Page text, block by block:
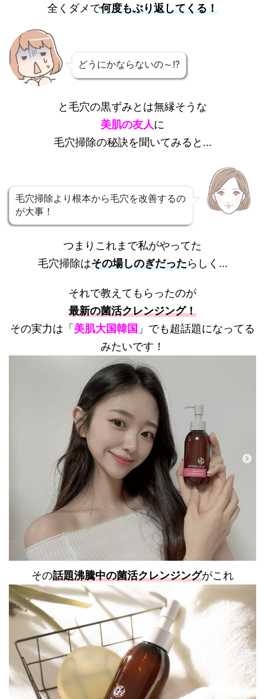
全くダメで何度もぶり返してくる！
どうにかならないの～!?
と毛穴の黒ずみとは無縁そうな
美肌の友人に
毛穴掃除の秘訣を聞いてみると…
毛穴掃除より根本から毛穴を改善するの
が大事！
つまりこれまで私がやってた
毛穴掃除はその場しのぎだったらしく…
それで教えてもらったのが
最新の菌活クレンジング！
その実力は「 美肌大国韓国 」でも超話題になってる
みたいです！
その話題沸騰中の菌活クレンジングがこれ